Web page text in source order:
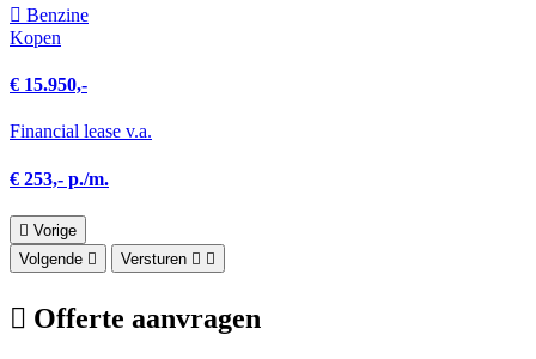
Benzine
Kopen
€ 15.950,-
Financial lease v.a.
€ 253,- p./m.
Vorige
Volgende
Versturen
Offerte aanvragen